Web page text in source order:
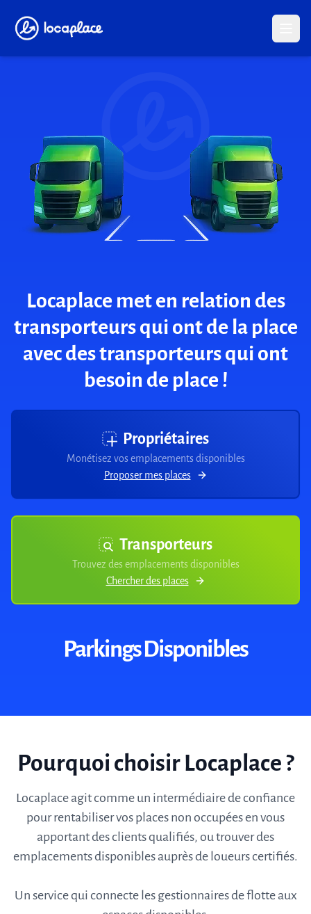
Locaplace met en relation des
transporteurs qui ont de la place
avec des transporteurs qui ont
besoin de place !
Propriétaires
Monétisez vos emplacements disponibles
Proposer mes places
Transporteurs
Trouvez des emplacements disponibles
Chercher des places
Parkings Disponibles
Pourquoi choisir Locaplace ?
Locaplace agit comme un intermédiaire de confiance
pour rentabiliser vos places non occupées en vous
apportant des clients qualifiés, ou trouver des
emplacements disponibles auprès de loueurs certifiés.
Un service qui connecte les gestionnaires de flotte aux